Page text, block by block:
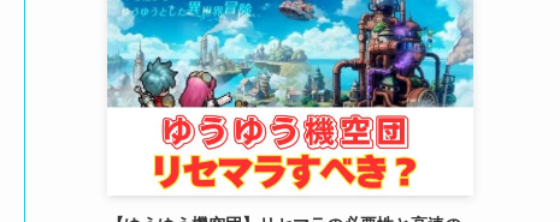
(5)
(4)
(4)
(2)